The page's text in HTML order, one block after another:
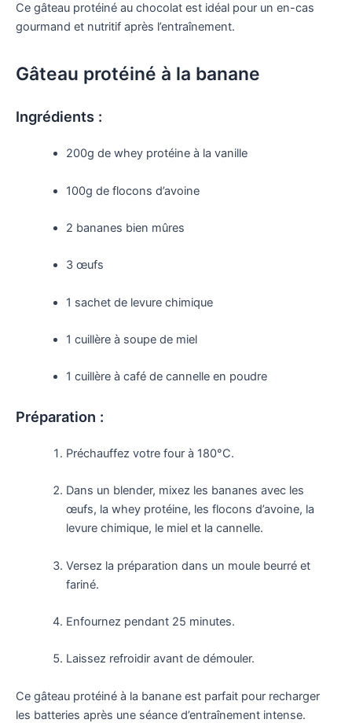
Ce gâteau protéiné au chocolat est idéal pour un en-cas
gourmand et nutritif après l’entraînement.
Gâteau protéiné à la banane
Ingrédients :
200g de whey protéine à la vanille
100g de flocons d’avoine
2 bananes bien mûres
3 œufs
1 sachet de levure chimique
1 cuillère à soupe de miel
1 cuillère à café de cannelle en poudre
Préparation :
Préchauffez votre four à 180°C.
Dans un blender, mixez les bananes avec les
œufs, la whey protéine, les flocons d’avoine, la
levure chimique, le miel et la cannelle.
Versez la préparation dans un moule beurré et
fariné.
Enfournez pendant 25 minutes.
Laissez refroidir avant de démouler.
Ce gâteau protéiné à la banane est parfait pour recharger
les batteries après une séance d’entraînement intense.